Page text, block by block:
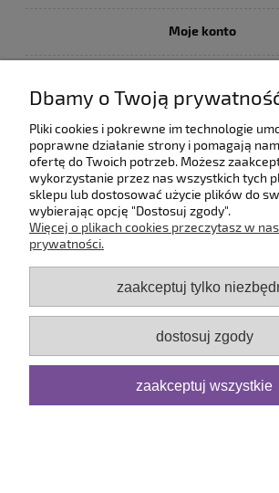
Moje konto
O firmie
pokaż pełną wersję
Sklep internetowy Shoper.pl
Dbamy o Twoją
Pliki cookies i pokrewne im technologie
poprawne działanie strony i pomagają
ofertę do Twoich potrzeb. Możesz
wykorzystanie przez nas wszystkich tych
sklepu lub dostosować użycie plików do
wybierając opcję "Dostosuj zgody".
Więcej o plikach cookies przeczytasz w
prywatności.
zaakceptuj tylko
dostosuj zgody
zaakceptuj wszystkie